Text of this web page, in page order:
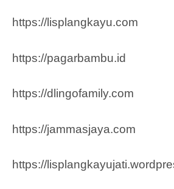
https://lisplangkayu.com
https://pagarbambu.id
https://dlingofamily.com
https://jammasjaya.com
https://